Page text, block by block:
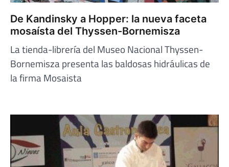
De Kandinsky a Hopper: la nueva faceta
mosaísta del Thyssen-Bornemisza
La tienda-librería del Museo Nacional Thyssen-
Bornemisza presenta las baldosas hidráulicas de
la firma Mosaista